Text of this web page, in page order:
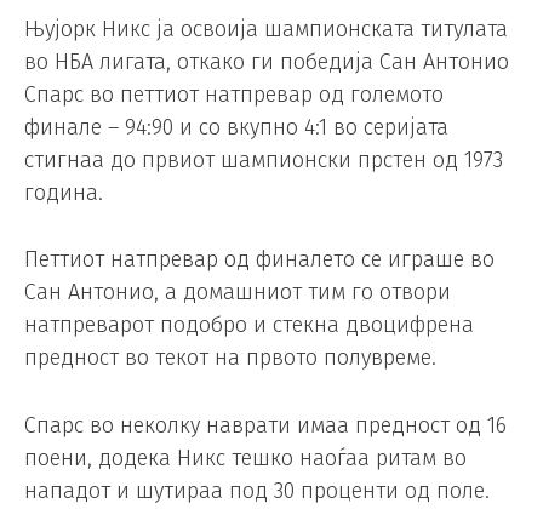
Њујорк Никс ја освоија шампионската титулата
во НБА лигата, откако ги победија Сан Антонио
Спарс во петтиот натпревар од големото
финале – 94:90 и со вкупно 4:1 во серијата
стигнаа до првиот шампионски прстен од 1973
година.
Петтиот натпревар од финалето се играше во
Сан Антонио, а домашниот тим го отвори
натпреварот подобро и стекна двоцифрена
предност во текот на првото полувреме.
Спарс во неколку наврати имаа предност од 16
поени, додека Никс тешко наоѓаа ритам во
нападот и шутираа под 30 проценти од поле.